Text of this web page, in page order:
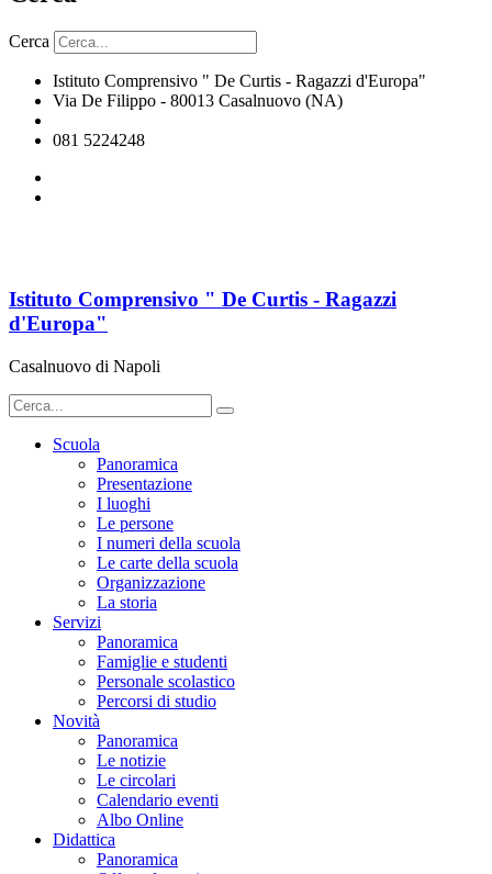
Cerca
Istituto Comprensivo " De Curtis - Ragazzi d'Europa"
Via De Filippo - 80013 Casalnuovo (NA)
081 5224248
Istituto Comprensivo " De Curtis - Ragazzi
d'Europa"
Casalnuovo di Napoli
Scuola
Panoramica
Presentazione
I luoghi
Le persone
I numeri della scuola
Le carte della scuola
Organizzazione
La storia
Servizi
Panoramica
Famiglie e studenti
Personale scolastico
Percorsi di studio
Novità
Panoramica
Le notizie
Le circolari
Calendario eventi
Albo Online
Didattica
Panoramica